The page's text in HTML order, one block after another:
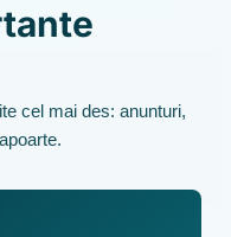
cel mai des: anunturi,